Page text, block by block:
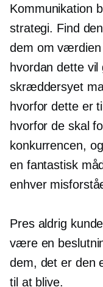
Kommunikation
strategi. Find
dem om
hvordan dette
skræddersyet
hvorfor dette er
hvorfor de skal
konkurrencen,
en fantastisk
enhver
Pres aldrig
være en
dem, det er den
til at blive.